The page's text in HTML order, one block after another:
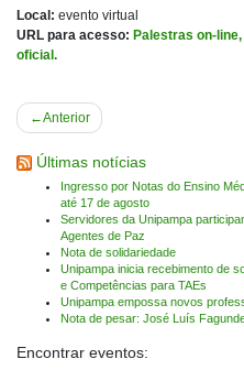
Local: evento virtual
URL para acesso: Palestras on-line,
oficial.
Navegação
de
Post
Anterior
Últimas notícias
Ingresso por Notas do Ensino
até 17 de agosto
Servidores da Unipampa
Agentes de Paz
Nota de solidariedade
Unipampa inicia recebimento de
e Competências para TAEs
Unipampa empossa novos
Nota de pesar: José Luís
Encontrar eventos: